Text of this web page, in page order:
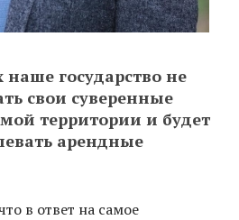
наше государство не
свои суверенные
территории и будет
арендные
в ответ на самое